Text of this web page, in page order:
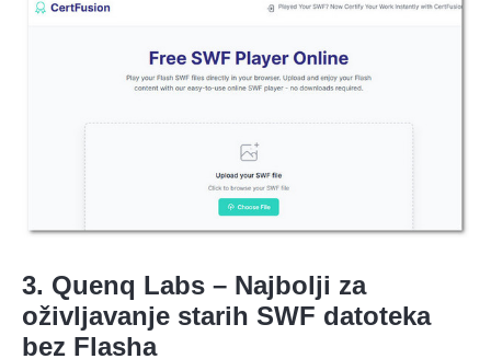
3. Quenq Labs – Najbolji za
oživljavanje starih SWF datoteka
bez Flasha